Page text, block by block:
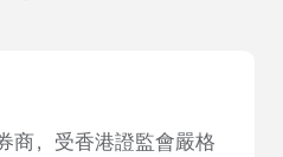
商，受香港證監會嚴格